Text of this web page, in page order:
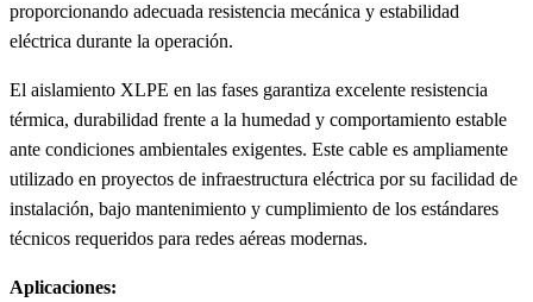
proporcionando adecuada resistencia mecánica y estabilidad
eléctrica durante la operación.
El aislamiento XLPE en las fases garantiza excelente resistencia
térmica, durabilidad frente a la humedad y comportamiento estable
ante condiciones ambientales exigentes. Este cable es ampliamente
utilizado en proyectos de infraestructura eléctrica por su facilidad de
instalación, bajo mantenimiento y cumplimiento de los estándares
técnicos requeridos para redes aéreas modernas.
Aplicaciones: